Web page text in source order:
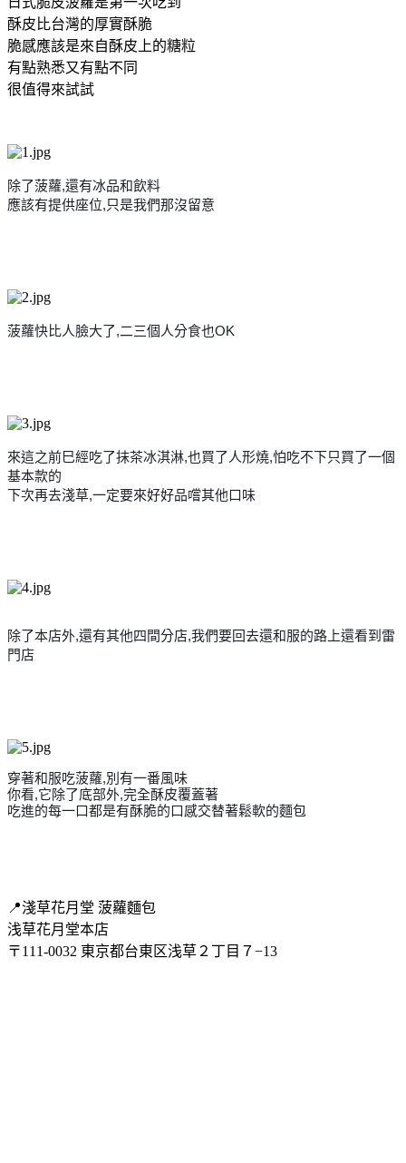
酥皮比台灣的厚實酥脆
脆感應該是來自酥皮上的糖粒
有點熟悉又有點不同
很值得來試試
除了菠蘿,還有冰品和飲料
應該有提供座位,只是我們那沒留意
菠蘿快比人臉大了,二三個人分食也OK
來這之前巳經吃了抹茶冰淇淋,也買了人形燒,怕吃不下只買了一個
基本款的
下次再去淺草,一定要來好好品嚐其他口味
除了本店外,還有其他四間分店,我們要回去還和服的路上還看到雷
門店
穿著和服吃菠蘿,別有一番風味
你看,它除了底部外,完全酥皮覆蓋著
吃進的每一口都是有酥脆的口感交替著鬆軟的麵包
📍淺草花月堂 菠蘿麵包
浅草花月堂本店
〒111-0032 東京都台東区浅草２丁目７−13